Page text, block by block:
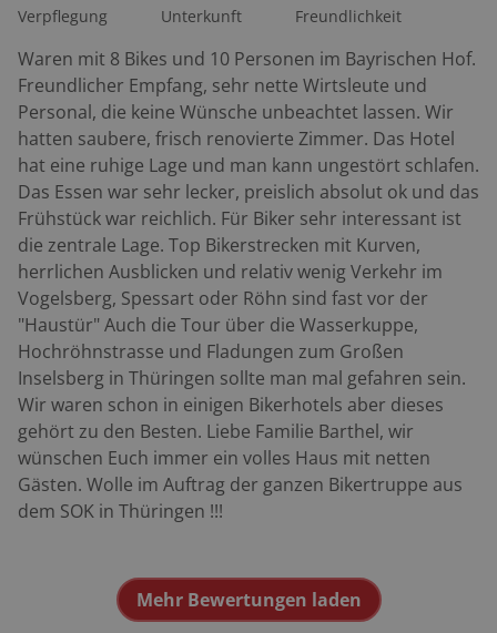
auf dem Friedhof bezeugt. Der Name Wörth bedeutet
»erhöhtes Uferland« oder »wasserfreies Land«. Als
wichtiger Handelshafen war die Stadt Heimat
bedeutender Schiffbauer. In der inzwischen auf der
anderen Mainseite liegenden Werft entstehen noch
heute große Transportschiffe für europäische
Wasserstraßen. Roadbook: Mespelbrunn – Elsenfeld –
Klingenberg – Wörth – Breuberg – Hainstadt –
Aschaffenburg – Hemsbach – Schirmborn –
Schöllkrippen – Jakobsthal – Heigenbrücken –
Mespelbrunn (ca. 190 km) Motorradtreffs:
Heigenbrücken: Waldhaus Zum Engländer, ein
Klassiker, der beliebteste Bikertreff der Region. Sinntal-
Jossa: Landgasthof Jossgrund, im Dreiländereck
Spessart, Rhön, Vogelsberg, Gästezimmer.
Verpflegung
Unterkunft
Freundlichkeit
Waren mit 8 Bikes und 10 Personen im Bayrischen Hof.
Freundlicher Empfang, sehr nette Wirtsleute und
Personal, die keine Wünsche unbeachtet lassen. Wir
hatten saubere, frisch renovierte Zimmer. Das Hotel
hat eine ruhige Lage und man kann ungestört schlafen.
Das Essen war sehr lecker, preislich absolut ok und das
Frühstück war reichlich. Für Biker sehr interessant ist
die zentrale Lage. Top Bikerstrecken mit Kurven,
herrlichen Ausblicken und relativ wenig Verkehr im
Vogelsberg, Spessart oder Röhn sind fast vor der
"Haustür" Auch die Tour über die Wasserkuppe,
Hochröhnstrasse und Fladungen zum Großen
Inselsberg in Thüringen sollte man mal gefahren sein.
Wir waren schon in einigen Bikerhotels aber dieses
gehört zu den Besten. Liebe Familie Barthel, wir
wünschen Euch immer ein volles Haus mit netten
Gästen. Wolle im Auftrag der ganzen Bikertruppe aus
dem SOK in Thüringen !!!
Mehr Bewertungen laden